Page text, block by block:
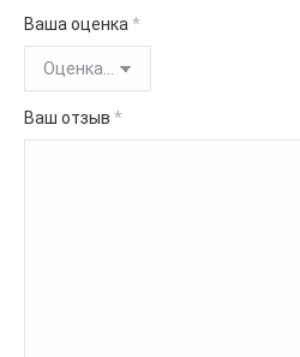
Ваша оценка *
Ваш отзыв *